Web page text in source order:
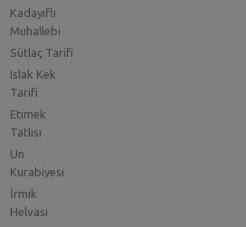
Kadayıflı
Muhallebi
Sütlaç Tarifi
Islak Kek
Tarifi
Etimek
Tatlısı
Un
Kurabiyesi
İrmik
Helvası